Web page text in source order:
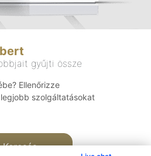
gyűjti össze
Ellenőrizze
szolgáltatásokat
Keresés